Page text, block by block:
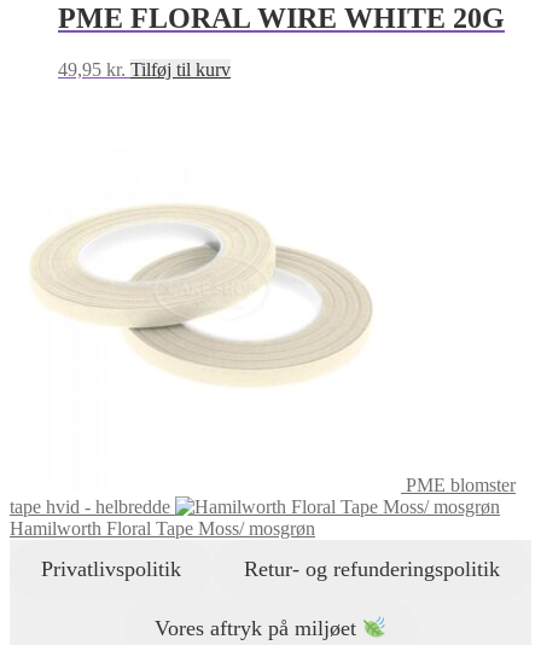
PME FLORAL WIRE WHITE 20G
49,95 kr. Tilføj til kurv
PME blomster
tape hvid - helbredde
Hamilworth Floral Tape Moss/ mosgrøn
Privatlivspolitik Retur- og refunderingspolitik
Vores aftryk på miljøet